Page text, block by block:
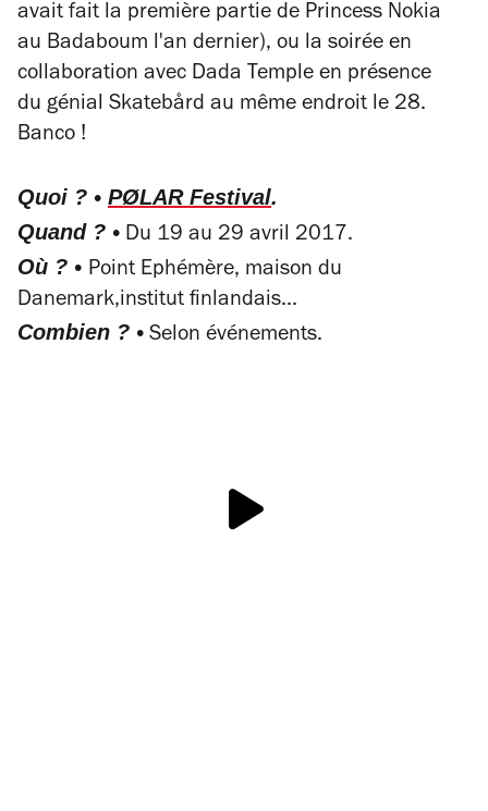
avait fait la première partie de Princess Nokia
au Badaboum l'an dernier), ou la soirée en
collaboration avec Dada Temple en présence
du génial Skatebård au même endroit le 28.
Banco !
Quoi ? • PØLAR Festival.
Quand ? • Du 19 au 29 avril 2017.
Où ? • Point Ephémère, maison du
Danemark,institut finlandais...
Combien ? • Selon événements.